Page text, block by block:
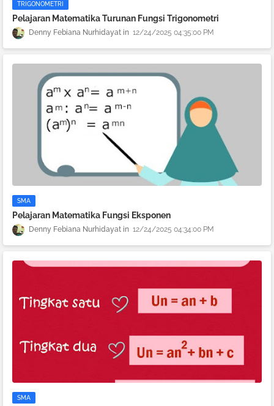
TRIGONOMETRI
Pelajaran Matematika Turunan Fungsi Trigonometri
Denny Febiana Nurhidayat 12/24/2025 04:35:00 PM
SMA
Pelajaran Matematika Fungsi Eksponen
Denny Febiana Nurhidayat 12/24/2025 04:34:00 PM
SMA